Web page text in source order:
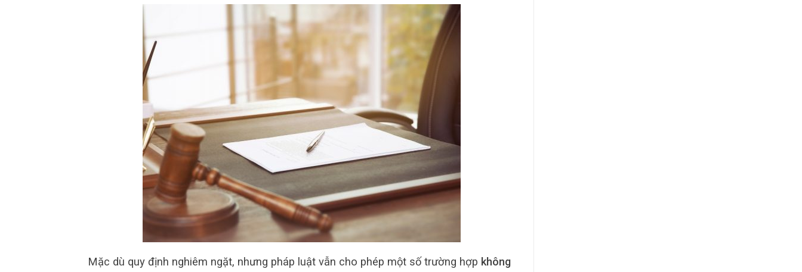
Mặc dù quy định nghiêm ngặt, nhưng pháp luật vẫn cho phép một số trường hợp không